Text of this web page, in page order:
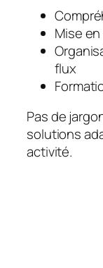
Mise
flux
Pas de
solutions
activité.